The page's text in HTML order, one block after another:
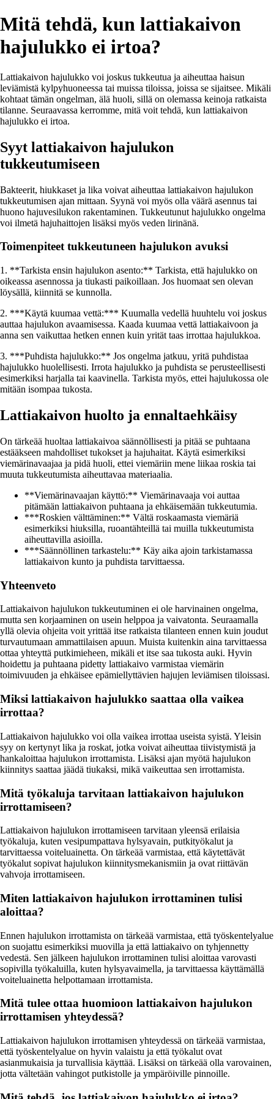
Mitä tehdä, kun lattiakaivon
hajulukko ei irtoa?
Lattiakaivon hajulukko voi joskus tukkeutua ja aiheuttaa haisun
leviämistä kylpyhuoneessa tai muissa tiloissa, joissa se sijaitsee. Mikäli
kohtaat tämän ongelman, älä huoli, sillä on olemassa keinoja ratkaista
tilanne. Seuraavassa kerromme, mitä voit tehdä, kun lattiakaivon
hajulukko ei irtoa.
Syyt lattiakaivon hajulukon
tukkeutumiseen
Bakteerit, hiukkaset ja lika voivat aiheuttaa lattiakaivon hajulukon
tukkeutumisen ajan mittaan. Syynä voi myös olla väärä asennus tai
huono hajuvesilukon rakentaminen. Tukkeutunut hajulukko ongelma
voi ilmetä hajuhaittojen lisäksi myös veden lirinänä.
Toimenpiteet tukkeutuneen hajulukon avuksi
1. **Tarkista ensin hajulukon asento:** Tarkista, että hajulukko on
oikeassa asennossa ja tiukasti paikoillaan. Jos huomaat sen olevan
löysällä, kiinnitä se kunnolla.
2. ***Käytä kuumaa vettä:*** Kuumalla vedellä huuhtelu voi joskus
auttaa hajulukon avaamisessa. Kaada kuumaa vettä lattiakaivoon ja
anna sen vaikuttaa hetken ennen kuin yrität taas irrottaa hajulukkoa.
3. ***Puhdista hajulukko:** Jos ongelma jatkuu, yritä puhdistaa
hajulukko huolellisesti. Irrota hajulukko ja puhdista se perusteellisesti
esimerkiksi harjalla tai kaavinella. Tarkista myös, ettei hajulukossa ole
mitään isompaa tukosta.
Lattiakaivon huolto ja ennaltaehkäisy
On tärkeää huoltaa lattiakaivoa säännöllisesti ja pitää se puhtaana
estääkseen mahdolliset tukokset ja hajuhaitat. Käytä esimerkiksi
viemärinavaajaa ja pidä huoli, ettei viemäriin mene liikaa roskia tai
muuta tukkeutumista aiheuttavaa materiaalia.
**Viemärinavaajan käyttö:** Viemärinavaaja voi auttaa
pitämään lattiakaivon puhtaana ja ehkäisemään tukkeutumia.
***Roskien välttäminen:** Vältä roskaamasta viemäriä
esimerkiksi hiuksilla, ruoantähteillä tai muilla tukkeutumista
aiheuttavilla asioilla.
***Säännöllinen tarkastelu:** Käy aika ajoin tarkistamassa
lattiakaivon kunto ja puhdista tarvittaessa.
Yhteenveto
Lattiakaivon hajulukon tukkeutuminen ei ole harvinainen ongelma,
mutta sen korjaaminen on usein helppoa ja vaivatonta. Seuraamalla
yllä olevia ohjeita voit yrittää itse ratkaista tilanteen ennen kuin joudut
turvautumaan ammattilaisen apuun. Muista kuitenkin aina tarvittaessa
ottaa yhteyttä putkimieheen, mikäli et itse saa tukosta auki. Hyvin
hoidettu ja puhtaana pidetty lattiakaivo varmistaa viemärin
toimivuuden ja ehkäisee epämiellyttävien hajujen leviämisen tiloissasi.
Miksi lattiakaivon hajulukko saattaa olla vaikea
irrottaa?
Lattiakaivon hajulukko voi olla vaikea irrottaa useista syistä. Yleisin
syy on kertynyt lika ja roskat, jotka voivat aiheuttaa tiivistymistä ja
hankaloittaa hajulukon irrottamista. Lisäksi ajan myötä hajulukon
kiinnitys saattaa jäädä tiukaksi, mikä vaikeuttaa sen irrottamista.
Mitä työkaluja tarvitaan lattiakaivon hajulukon
irrottamiseen?
Lattiakaivon hajulukon irrottamiseen tarvitaan yleensä erilaisia
työkaluja, kuten vesipumpattava hylsyavain, putkityökalut ja
tarvittaessa voiteluainetta. On tärkeää varmistaa, että käytettävät
työkalut sopivat hajulukon kiinnitysmekanismiin ja ovat riittävän
vahvoja irrottamiseen.
Miten lattiakaivon hajulukon irrottaminen tulisi
aloittaa?
Ennen hajulukon irrottamista on tärkeää varmistaa, että työskentelyalue
on suojattu esimerkiksi muovilla ja että lattiakaivo on tyhjennetty
vedestä. Sen jälkeen hajulukon irrottaminen tulisi aloittaa varovasti
sopivilla työkaluilla, kuten hylsyavaimella, ja tarvittaessa käyttämällä
voiteluainetta helpottamaan irrottamista.
Mitä tulee ottaa huomioon lattiakaivon hajulukon
irrottamisen yhteydessä?
Lattiakaivon hajulukon irrottamisen yhteydessä on tärkeää varmistaa,
että työskentelyalue on hyvin valaistu ja että työkalut ovat
asianmukaisia ja turvallisia käyttää. Lisäksi on tärkeää olla varovainen,
jotta vältetään vahingot putkistolle ja ympäröiville pinnoille.